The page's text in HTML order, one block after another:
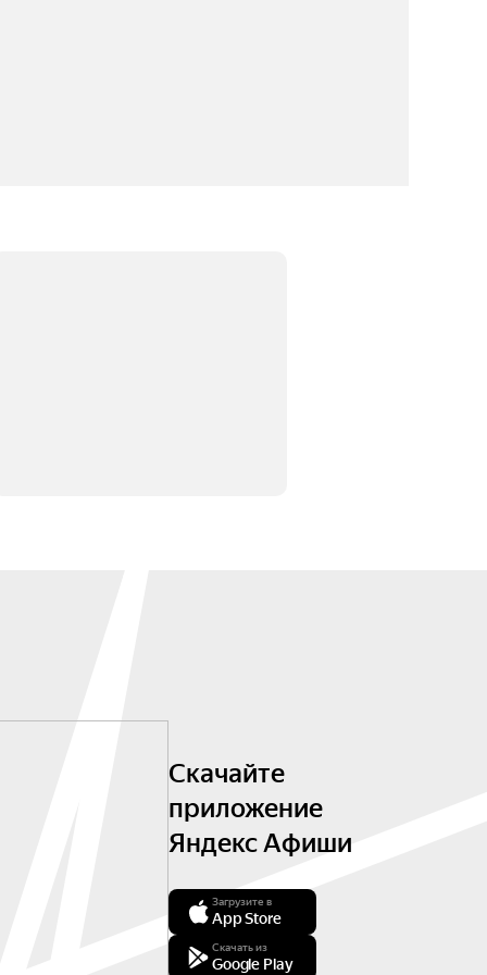
Скачайте
приложение
Яндекс Афиши
Загрузите в
App Store
Скачать из
Google Play